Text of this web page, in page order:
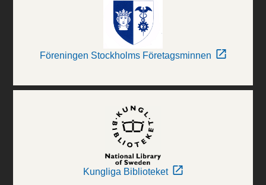
Föreningen Stockholms Företagsminnen
Kungliga Biblioteket